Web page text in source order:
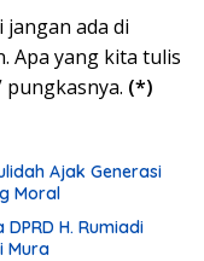
jangan ada di
Apa yang kita tulis
pungkasnya. (*)
Ajak Generasi
Moral
H. Rumiadi
Mura